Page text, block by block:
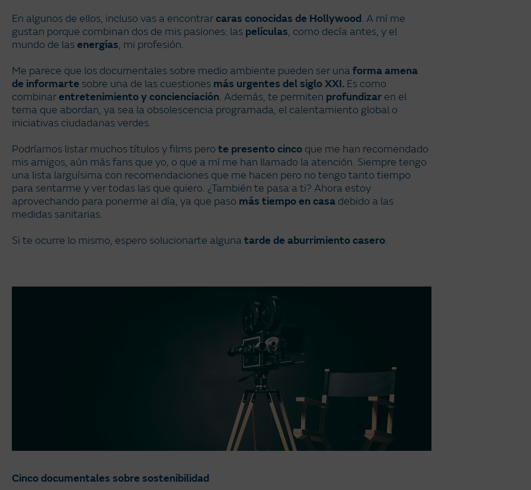
En algunos de ellos, incluso vas a encontrarcaras conocidas de Hollywood. A mí me
gustan porque combinan dos de mis pasiones: las películas, como decía antes, y el
mundo de lasenergías, mi profesión.
Me parece que los documentales sobre medio ambiente pueden ser unaforma amena
de informarte sobre una de las cuestiones más urgentes del siglo XXI. Es como
combinarentretenimiento y concienciación. Además, te permiten profundizar en el
tema que abordan, ya sea la obsolescencia programada, el calentamiento global o
iniciativas ciudadanas verdes.
Podríamos listar muchos títulos y films pero te presento cinco que me han recomendado
mis amigos, aún más fans que yo, o que a mí me han llamado la atención. Siempre tengo
una lista larguísima con recomendaciones que me hacen pero no tengo tanto tiempo
para sentarme y ver todas las que quiero. ¿También te pasa a ti? Ahora estoy
aprovechando para ponerme al día, ya que paso más tiempo en casa debido a las
medidas sanitarias.
Si te ocurre lo mismo, espero solucionarte algunatarde de aburrimiento casero.
Cinco documentales sobre sostenibilidad